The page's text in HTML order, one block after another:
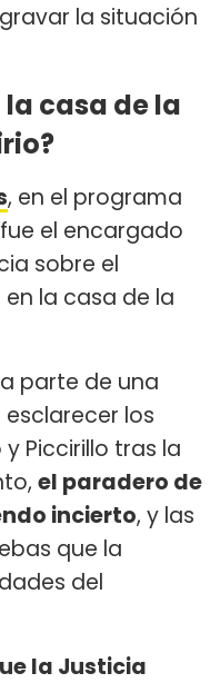
la situación
casa de la
, en el programa
el encargado
sobre el
la casa de la
parte de una
los
Piccirillo tras la
el paradero de
incierto, y las
que la
del
la Justicia